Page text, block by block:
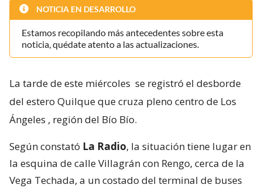
NOTICIA EN DESARROLLO
Estamos recopilando más antecedentes sobre esta
noticia, quédate atento a las actualizaciones.
La tarde de este miércoles se registró el desborde
del estero Quilque que cruza pleno centro de Los
Ángeles , región del Bío Bío.
Según constató La Radio, la situación tiene lugar en
la esquina de calle Villagrán con Rengo, cerca de la
Vega Techada, a un costado del terminal de buses